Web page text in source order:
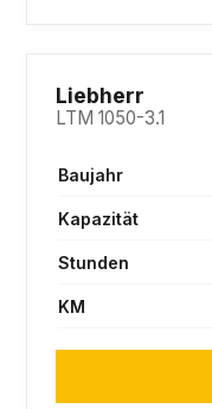
Liebherr
LTM 1050-3.1
Baujahr
Kapazität
Stunden
KM